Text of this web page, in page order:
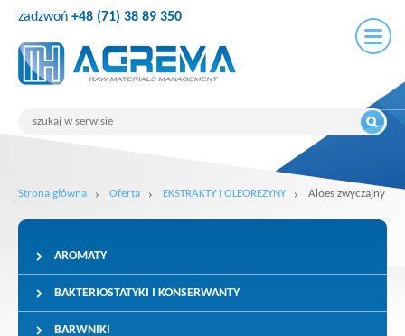
zadzwoń +48 (71) 38 89 350
Strona główna Oferta EKSTRAKTY I OLEOREZYNY Aloes zwyczajny
AROMATY
BAKTERIOSTATYKI I KONSERWANTY
BARWNIKI